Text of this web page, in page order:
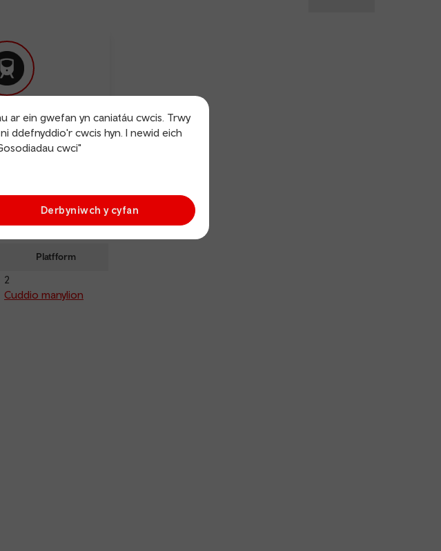
ar ein gwefan yn caniatáu cwcis. Trwy
ddefnyddio'r cwcis hyn. I newid eich
cwci"
Derbyniwch y cyfan
Platfform
2
Cuddio manylion